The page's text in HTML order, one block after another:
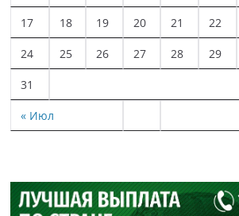
« Июл
17 18 19 20 21 22
24 25 26 27 28 29
31